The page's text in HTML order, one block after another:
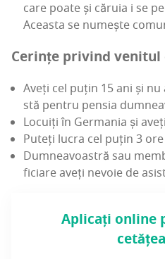
care poa­te și căru­ia i se
Aceas­ta se numeș­te
Cerin­țe pri­vind veni­tul
Aveți cel puțin 15 ani și
stă pen­tru pen­sia
Locu­iți în Ger­ma­nia și
Puteți lucra cel puțin 3 ore
Dum­ne­a­voas­tră sau
fi­ci­a­re aveți nevo­ie de
Apli­cați onli­ne